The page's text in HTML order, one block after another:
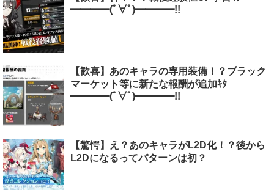
━━━━(ﾟ∀ﾟ)━━━━!!
【歓喜】あのキャラの専用装備！？ブラック
マーケット等に新たな報酬が追加ｷﾀ
━━━━(ﾟ∀ﾟ)━━━━!!
【驚愕】え？あのキャラがL2D化！？後から
L2Dになるってパターンは初？